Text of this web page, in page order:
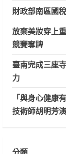
財政部南區國
放棄美妝穿上
競賽奪牌
臺南完成三座
力
「與身心健康
技術師胡明芳